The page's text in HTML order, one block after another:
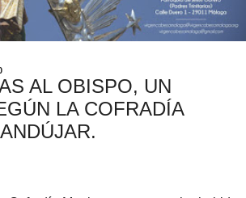
AL OBISPO, UN
LA COFRADÍA